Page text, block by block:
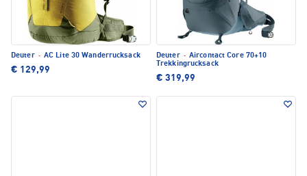
Deuter · AC Lite 30 Wanderrucksack
€ 129,99
Deuter · Aircontact Core 70+10
Trekkingrucksack
€ 319,99